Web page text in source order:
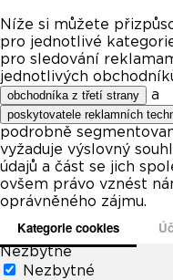
Níže si můžete
pro jednotlivé
pro sledování
jednotlivých
obchodníka z třetí strany a
poskytovatele reklamních
podrobně
vyžaduje výslovný
údajů a část se jich
ovšem právo vznést
oprávněného zájmu.
Kategorie cookies
Nezbytné
Nezbytné